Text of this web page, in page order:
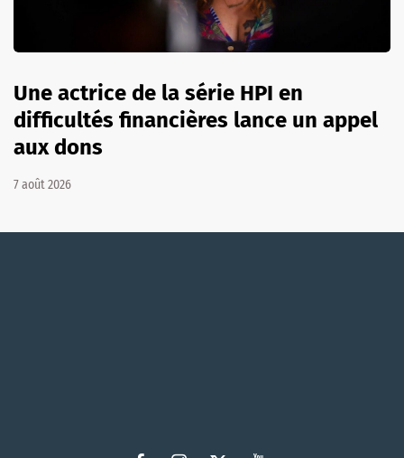
Une actrice de la série HPI en
difficultés financières lance un appel
aux dons
7 août 2026